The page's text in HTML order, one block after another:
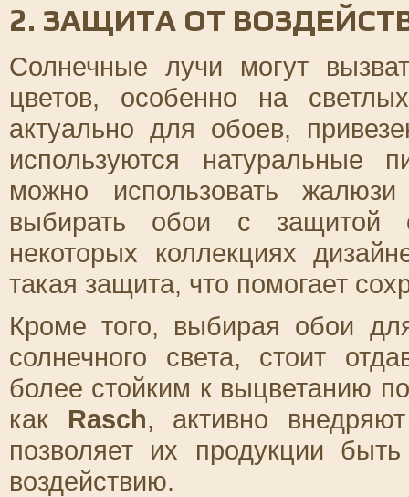
2. ЗАЩИТА ОТ
Солнечные лучи могут
цветов, особенно на
актуально для обоев,
используются натуральные
можно использовать
выбирать обои с защитой
некоторых коллекциях
такая защита, что помогает
Кроме того, выбирая обои
солнечного света, стоит
более стойким к выцветанию
как Rasch, активно
позволяет их продукции
воздействию.